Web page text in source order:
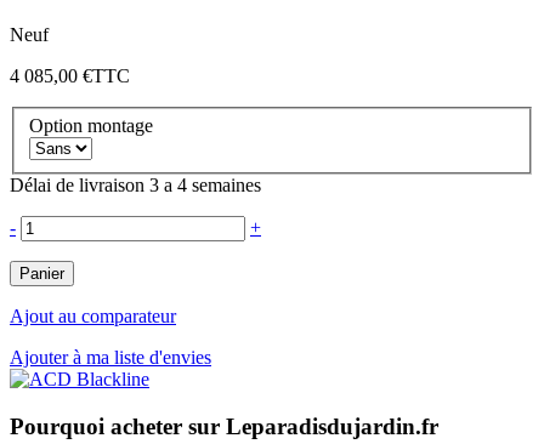
Neuf
4 085,00 €TTC
Option montage
Délai de livraison 3 a 4 semaines
- +
Panier
Ajout au comparateur
Ajouter à ma liste d'envies
Pourquoi acheter sur Leparadisdujardin.fr